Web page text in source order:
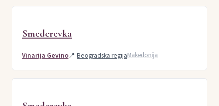
Smederevka
Vinarija Gevino📍 Beogradska regijaMakedonija